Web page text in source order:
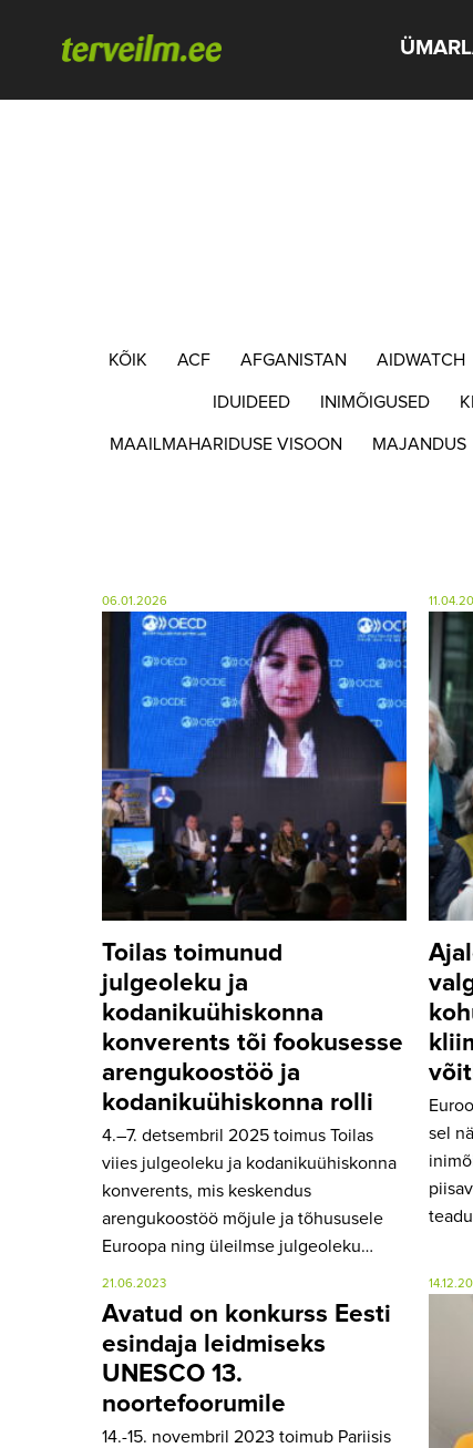
KÕIK ACF AFGANISTAN AIDWATCH
IDUIDEED INIMÕIGUSED
MAAILMAHARIDUSE VISOON MAJANDUS
06.01.2026
Toilas toimunud
julgeoleku ja
kodanikuühiskonna
konverents tõi fookusesse
arengukoostöö ja
kodanikuühiskonna rolli
4.–7. detsembril 2025 toimus Toilas
viies julgeoleku ja kodanikuühiskonna
konverents, mis keskendus
arengukoostöö mõjule ja tõhususele
Euroopa ning üleilmse julgeoleku…
sel
21.06.2023
Avatud on konkurss Eesti
esindaja leidmiseks
UNESCO 13.
noortefoorumile
14.-15. novembril 2023 toimub Pariisis